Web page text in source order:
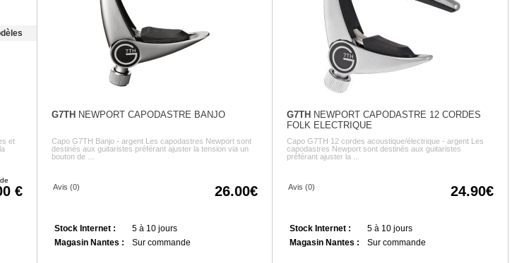
et
G7THNEWPORT CAPODASTRE BANJO
Capo G7TH Banjo - argent Les capodastres Newport sont
destinés aux guitaristes préférant ajuster la tension via un
bouton de ...
Avis (0) 26.00
Stock Internet :
5 à 10 jours
Magasin Nantes :
Sur commande
G7TH NEWPORT CAPODASTRE 12 CORDES
FOLK ELECTRIQUE
Capo G7TH 12 cordes acoustique/électrique - argent Les
capodastres Newport sont destinés aux guitaristes
préférant ajuster la ...
Avis (0) 24.90
Stock Internet :
5 à 10 jours
Magasin Nantes :
Sur commande